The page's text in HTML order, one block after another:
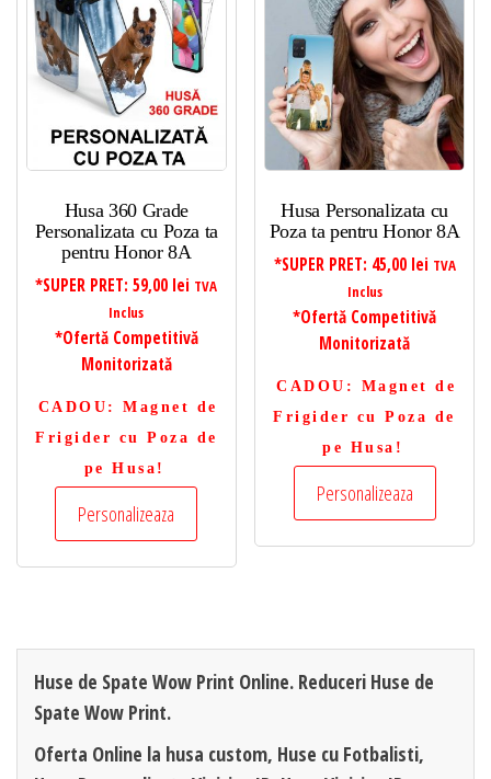
Husa 360 Grade
Personalizata cu Poza ta
pentru Honor 8A
*SUPER PRET:59,00 lei TVA
Inclus
*Ofertă Competitivă
Monitorizată
CADOU : Magnet de
Frigider cu Poza de
pe Husa!
Personalizeaza
Husa Personalizata cu
Poza ta pentru Honor 8A
*SUPER PRET: 45,00 lei TVA
Inclus
*Ofertă Competitivă
Monitorizată
CADOU : Magnet de
Frigider cu Poza de
pe Husa!
Personalizeaza
Huse de Spate Wow Print Online. Reduceri Huse de
Spate Wow Print.
Oferta Online la husa custom, Huse cu Fotbalisti,